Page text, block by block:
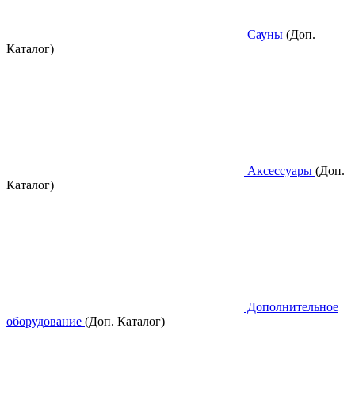
Сауны (Доп.
Каталог)
Аксессуары (Доп.
Каталог)
Дополнительное
оборудование (Доп. Каталог)